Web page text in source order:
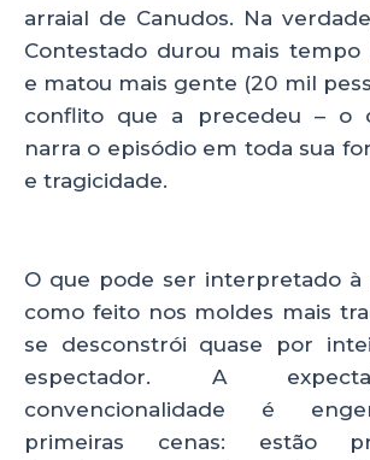
arraial de Canudos. Na
Contestado durou mais tempo
e matou mais gente (20 mil
conflito que a precedeu – o
narra o episódio em toda sua
e tragicidade.
O que pode ser interpretado à
como feito nos moldes mais
se desconstrói quase por
espectador. A
convencionalidade é
primeiras cenas: estão